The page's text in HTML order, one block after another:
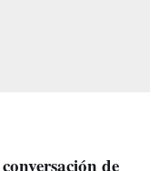
conversación de